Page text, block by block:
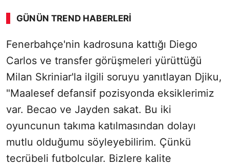
GÜNÜN TREND HABERLERI
Fenerbahçe'nin kadrosuna kattığı Diego
Carlos ve transfer görüşmeleri yürüttüğü
Milan Skriniar'la ilgili soruyu yanıtlayan Djiku,
"Maalesef defansif pozisyonda eksiklerimiz
var. Becao ve Jayden sakat. Bu iki
oyuncunun takıma katılmasından dolayı
mutlu olduğumu söyleyebilirim. Çünkü
tecrübeli futbolcular. Bizlere kalite